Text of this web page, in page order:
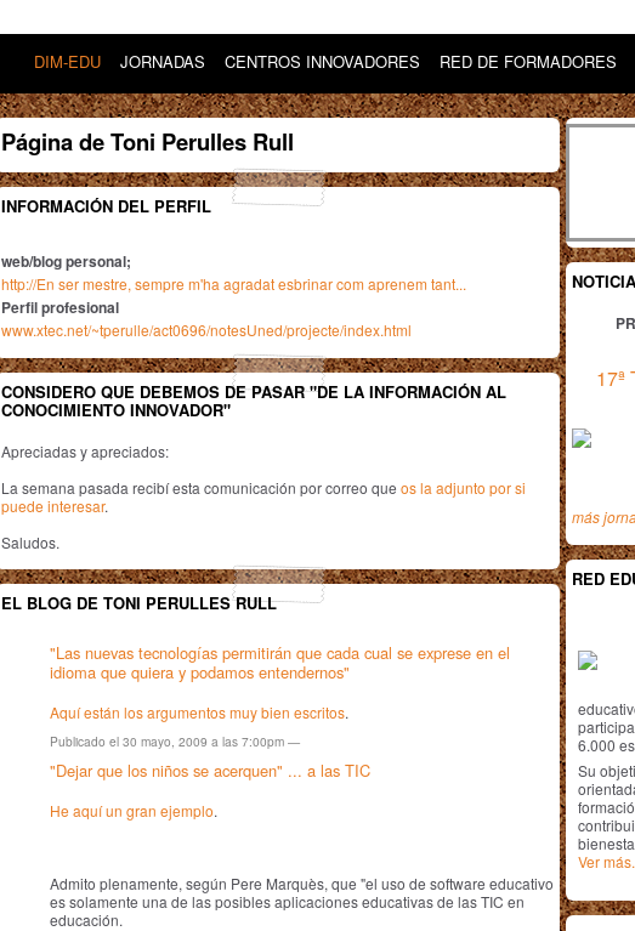
DIM-EDU JORNADAS CENTROS INNOVADORES RED DE FORMADORES
Página de Toni Perulles Rull
INFORMACIÓN DEL PERFIL
web/blog personal;
http://En ser mestre, sempre m'ha agradat esbrinar com aprenem tant...
Perfil profesional
www.xtec.net/~tperulle/act0696/notesUned/projecte/index.html
CONSIDERO QUE DEBEMOS DE PASAR "DE LA INFORMACIÓN AL
CONOCIMIENTO INNOVADOR"
Apreciadas y apreciados:
La semana pasada recibí esta comunicación por correo que os la adjunto por si
puede interesar.
Saludos.
EL BLOG DE TONI PERULLES RULL
"Las nuevas tecnologías permitirán que cada cual se exprese en el
idioma que quiera y podamos entendernos"
Aquí están los argumentos muy bien escritos.
Publicado el 30 mayo, 2009 a las 7:00pm —
"Dejar que los niños se acerquen" ... a las TIC
He aquí un gran ejemplo.
Admito plenamente, según Pere Marquès, que "el uso de software educativo
es solamente una de las posibles aplicaciones educativas de las TIC en
educación.
17ª
más
RED
6.000
Su
Ver